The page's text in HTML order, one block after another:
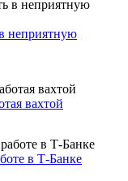
неприятную
вахтой
в Т-Банке